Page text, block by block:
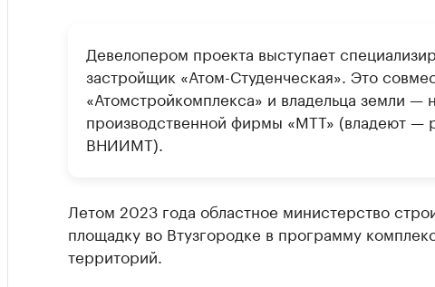
Девелопером проекта выступает
застройщик «Атом-Студенческая». Это
«Атомстройкомплекса» и владельца земли —
производственной фирмы «МТТ» (владеют —
ВНИИМТ).
Летом 2023 года областное министерство
площадку во Втузгородке в программу
территорий.